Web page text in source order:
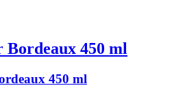
450 ml
450 ml